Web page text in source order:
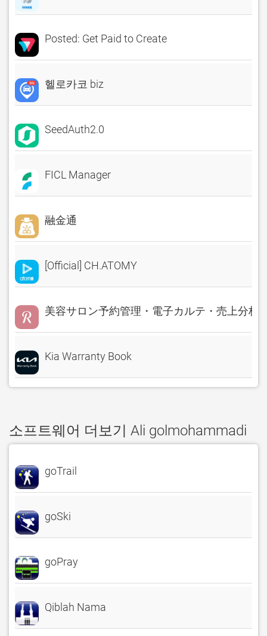
Posted: Get Paid to Create
헬로카코 biz
SeedAuth2.0
FICL Manager
融金通
[Official] CH.ATOMY
美容サロン予約管理・電子カルテ・売上分析
Kia Warranty Book
소프트웨어 더보기 Ali golmohammadi
goTrail
goSki
goPray
Qiblah Nama